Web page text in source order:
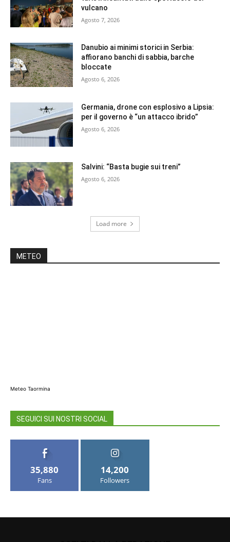
vulcano
Agosto 7, 2026
Danubio ai minimi storici in Serbia:
affiorano banchi di sabbia, barche
bloccate
Agosto 6, 2026
Germania, drone con esplosivo a Lipsia:
per il governo è “un attacco ibrido”
Agosto 6, 2026
Salvini: “Basta bugie sui treni”
Agosto 6, 2026
Load more
METEO
Meteo Taormina
SEGUICI SUI NOSTRI SOCIAL
35,880
Fans
14,200
Followers